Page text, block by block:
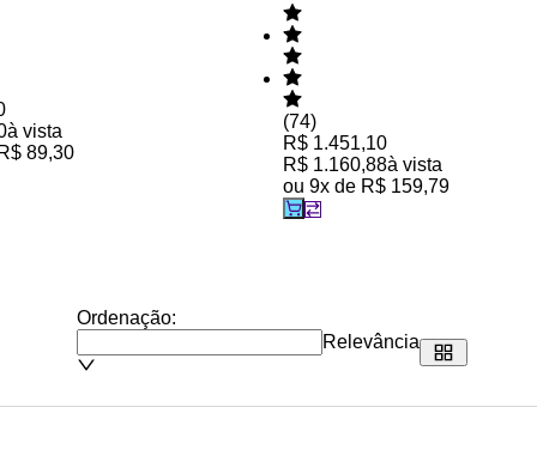
à vista
89,30
(74)
R$ 1.451,10
R$ 1.160,88à vista
ou9x de R$ 159,79
Ordenação:
Relevância